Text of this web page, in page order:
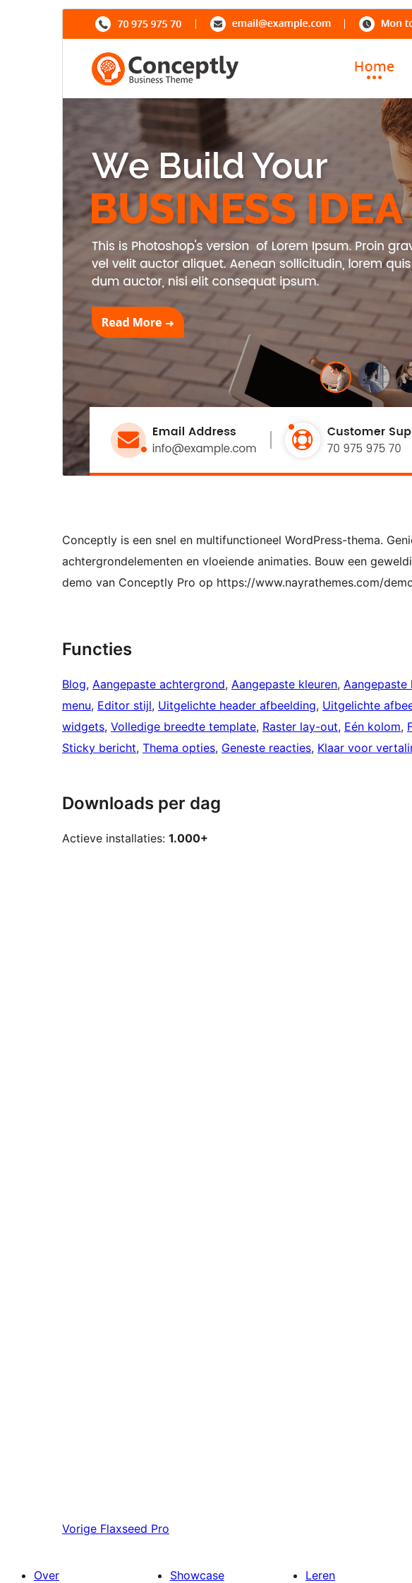
Conceptly is een snel en multifunctioneel WordPress-thema.
achtergrondelementen en vloeiende animaties. Bouw een
demo van Conceptly Pro op https://www.nayrathemes.com/
Functies
Blog, Aangepaste achtergrond, Aangepaste kleuren, Aangepaste
menu, Editor stijl, Uitgelichte header afbeelding, Uitgelichte
widgets, Volledige breedte template, Raster lay-out, Eén kolom,
Sticky bericht, Thema opties, Geneste reacties, Klaar voor
Downloads per dag
Actieve installaties: 1.000+
Vorige Flaxseed Pro
Over Showcase Leren